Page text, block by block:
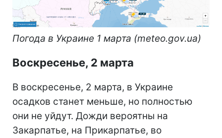
Погода в Украине 1 марта (meteo.gov.ua)
Воскресенье, 2 марта
В воскресенье, 2 марта, в Украине
осадков станет меньше, но полностью
они не уйдут. Дожди вероятны на
Закарпатье, на Прикарпатье, во